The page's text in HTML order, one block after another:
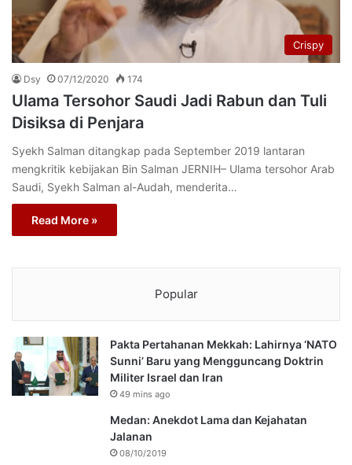
Crispy
Dsy 07/12/2020 174
Ulama Tersohor Saudi Jadi Rabun dan Tuli
Disiksa di Penjara
Syekh Salman ditangkap pada September 2019 lantaran
mengkritik kebijakan Bin Salman JERNIH– Ulama tersohor Arab
Saudi, Syekh Salman al-Audah, menderita…
Read More »
Popular
Pakta Pertahanan Mekkah: Lahirnya ‘NATO
Sunni’ Baru yang Mengguncang Doktrin
Militer Israel dan Iran
49 mins ago
Medan: Anekdot Lama dan Kejahatan
Jalanan
08/10/2019